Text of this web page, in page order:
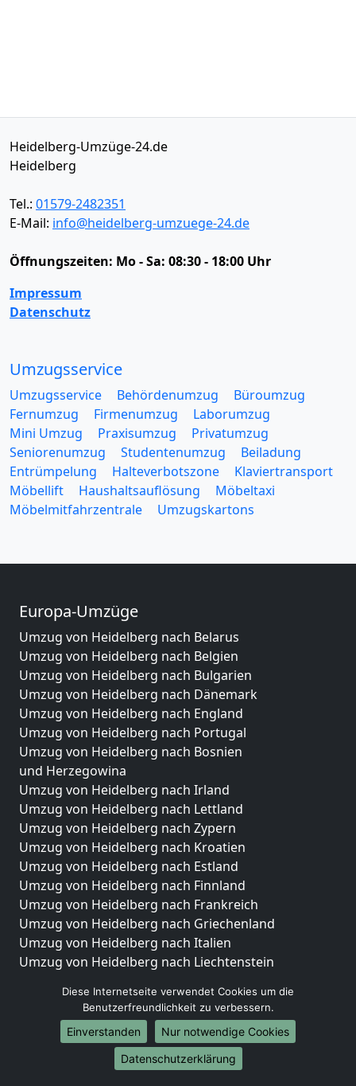
Heidelberg-Umzüge-24.de
Heidelberg
Tel.: 01579-2482351
E-Mail: info@heidelberg-umzuege-24.de
Öffnungszeiten: Mo - Sa: 08:30 - 18:00 Uhr
Impressum
Datenschutz
Umzugsservice
Umzugsservice Behördenumzug
Büroumzug
Fernumzug
Firmenumzug
Laborumzug
Mini Umzug
Praxisumzug
Privatumzug
Seniorenumzug
Studentenumzug
Beiladung
Entrümpelung
Halteverbotszone
Klaviertransport
Möbellift
Haushaltsauflösung
Möbeltaxi
Möbelmitfahrzentrale
Umzugskartons
Europa-Umzüge
Umzug von Heidelberg nach Belarus
Umzug von Heidelberg nach Belgien
Umzug von Heidelberg nach Bulgarien
Umzug von Heidelberg nach Dänemark
Umzug von Heidelberg nach England
Umzug von Heidelberg nach Portugal
Umzug von Heidelberg nach Bosnien
und Herzegowina
Umzug von Heidelberg nach Irland
Umzug von Heidelberg nach Lettland
Umzug von Heidelberg nach Zypern
Umzug von Heidelberg nach Kroatien
Umzug von Heidelberg nach Estland
Umzug von Heidelberg nach Finnland
Umzug von Heidelberg nach Frankreich
Umzug von Heidelberg nach Griechenland
Umzug von Heidelberg nach Italien
Umzug von Heidelberg nach Liechtenstein
Umzug von Heidelberg nach Niederlande
Umzug von Heidelberg nach Norwegen
Umzüge-Deutschlandweit
Umzug von Heidelberg nach Berlin
Diese Internetseite verwendet Cookies um die
Benutzerfreundlichkeit zu verbessern.
Einverstanden
Nur notwendige Cookies
Datenschutzerklärung